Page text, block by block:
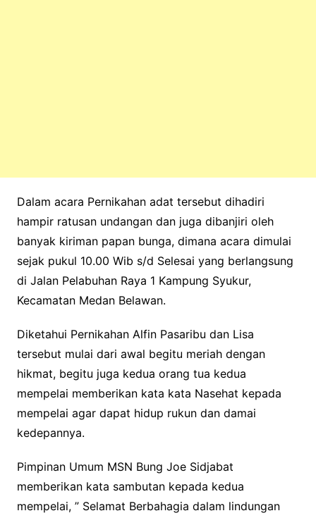
Dalam acara Pernikahan adat tersebut dihadiri
hampir ratusan undangan dan juga dibanjiri oleh
banyak kiriman papan bunga, dimana acara dimulai
sejak pukul 10.00 Wib s/d Selesai yang berlangsung
di Jalan Pelabuhan Raya 1 Kampung Syukur,
Kecamatan Medan Belawan.
Diketahui Pernikahan Alfin Pasaribu dan Lisa
tersebut mulai dari awal begitu meriah dengan
hikmat, begitu juga kedua orang tua kedua
mempelai memberikan kata kata Nasehat kepada
mempelai agar dapat hidup rukun dan damai
kedepannya.
Pimpinan Umum MSN Bung Joe Sidjabat
memberikan kata sambutan kepada kedua
mempelai, ” Selamat Berbahagia dalam lindungan